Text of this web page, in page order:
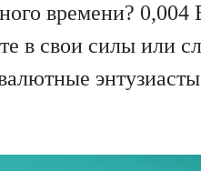
времени?
в свои силы или